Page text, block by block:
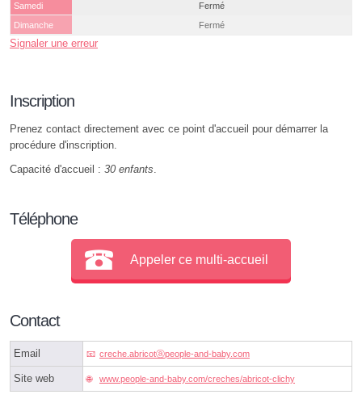
Samedi
Fermé
Dimanche
Fermé
Signaler une erreur
Inscription
Prenez contact directement avec ce point d'accueil pour démarrer la
procédure d'inscription.
Capacité d'accueil : 30 enfants.
Téléphone
Appeler ce multi-accueil
Contact
Email creche.abricotⓐpeople-and-baby.com
Site web www.people-and-baby.com/creches/abricot-clichy